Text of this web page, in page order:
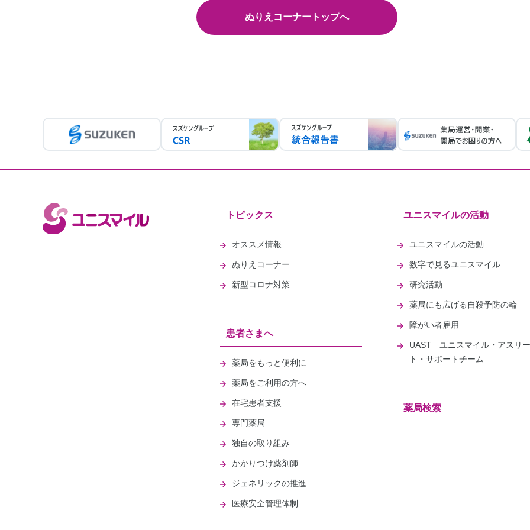
ぬりえコーナートップへ
トピックス
オススメ情報
ぬりえコーナー
新型コロナ対策
患者さまへ
薬局をもっと便利に
薬局をご利用の方へ
在宅患者支援
専門薬局
独自の取り組み
かかりつけ薬剤師
ジェネリックの推進
医療安全管理体制
ユニスマイルの活動
ユニスマイルの活動
数字で見るユニスマイル
研究活動
薬局にも広げる自殺予防の輪
障がい者雇用
UAST ユニスマイル・アスリー
ト・サポートチーム
薬局検索